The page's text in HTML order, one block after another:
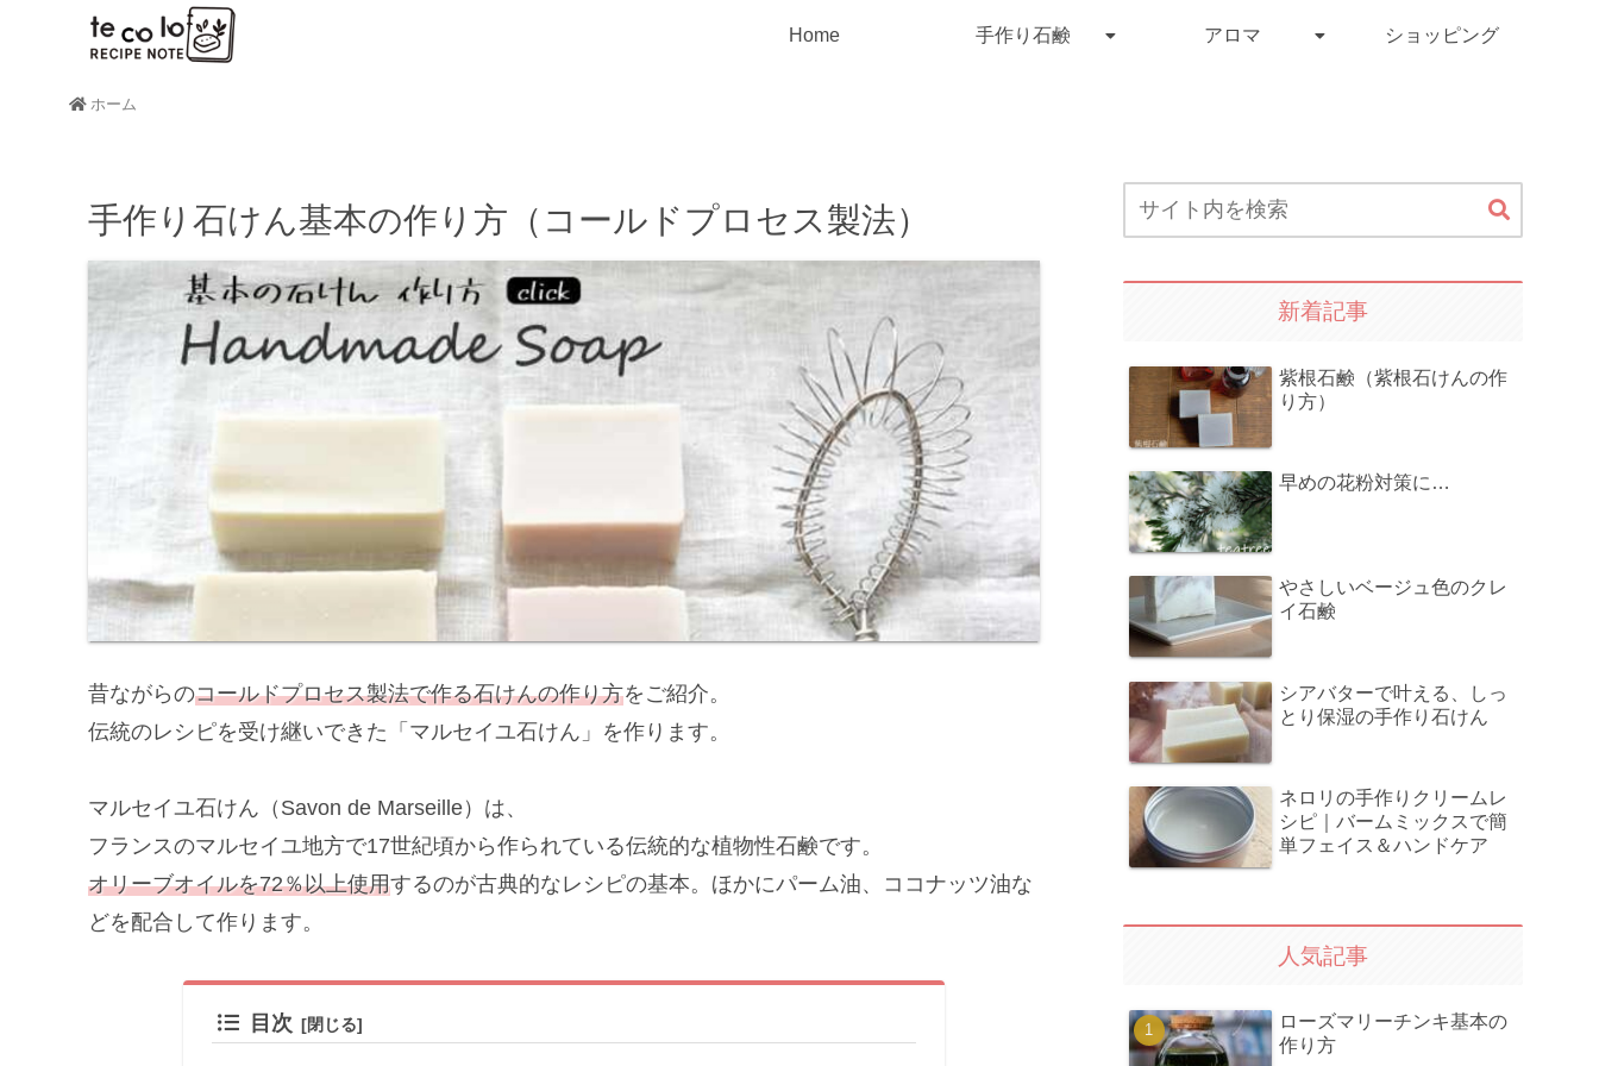
Home 手作り石鹸 アロマ ショッピング
ホーム
手作り石けん基本の作り方（コールドプロセス製法）
昔ながらのコールドプロセス製法で作る石けんの作り方をご紹介。
伝統のレシピを受け継いできた「マルセイユ石けん」を作ります。
マルセイユ石けん（Savon de Marseille）は、
フランスのマルセイユ地方で17世紀頃から作られている伝統的な植物性石鹸です。
オリーブオイルを72％以上使用するのが古典的なレシピの基本。ほかにパーム油、ココナッツ油な
どを配合して作ります。
目次
新着記事
紫根石鹸（紫根石けんの作
り方）
早めの花粉対策に…
やさしいベージュ色のクレ
イ石鹸
シアバターで叶える、しっ
とり保湿の手作り石けん
ネロリの手作りクリームレ
シピ｜バームミックスで簡
単フェイス＆ハンドケア
人気記事
ローズマリーチンキ基本の
作り方